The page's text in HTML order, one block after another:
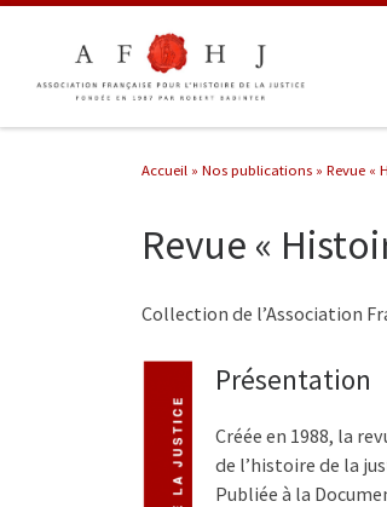
Accueil » Nos publications » Revue «
Revue «
Collection de l’Association
Présentation
Créée en 1988, la
de l’histoire de la
Publiée à la